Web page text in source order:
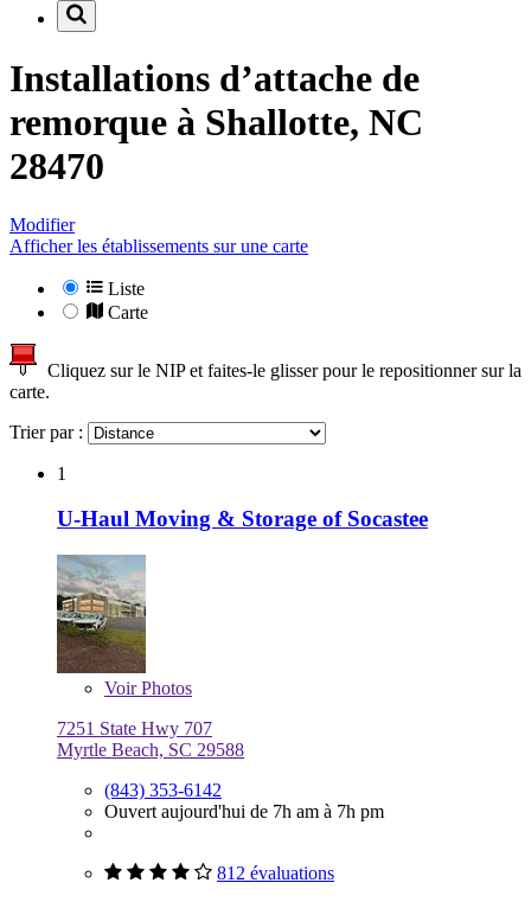
Installations d’attache de
remorque à Shallotte, NC
28470
Modifier
Afficher les établissements sur une carte
Liste
Carte
Cliquez sur le NIP et faites-le glisser pour le repositionner sur la
carte.
Trier par :
1
U-Haul Moving & Storage of Socastee
VoirPhotos
7251 State Hwy 707
Myrtle Beach, SC 29588
(843) 353-6142
Ouvert aujourd'hui de 7h am à 7h pm
812 évaluations